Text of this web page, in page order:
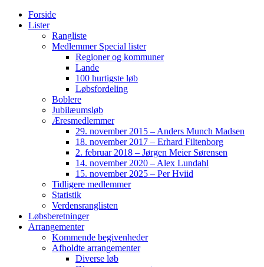
Forside
Lister
Rangliste
Medlemmer Special lister
Regioner og kommuner
Lande
100 hurtigste løb
Løbsfordeling
Boblere
Jubilæumsløb
Æresmedlemmer
29. november 2015 – Anders Munch Madsen
18. november 2017 – Erhard Filtenborg
2. februar 2018 – Jørgen Meier Sørensen
14. november 2020 – Alex Lundahl
15. november 2025 – Per Hviid
Tidligere medlemmer
Statistik
Verdensranglisten
Løbsberetninger
Arrangementer
Kommende begivenheder
Afholdte arrangementer
Diverse løb